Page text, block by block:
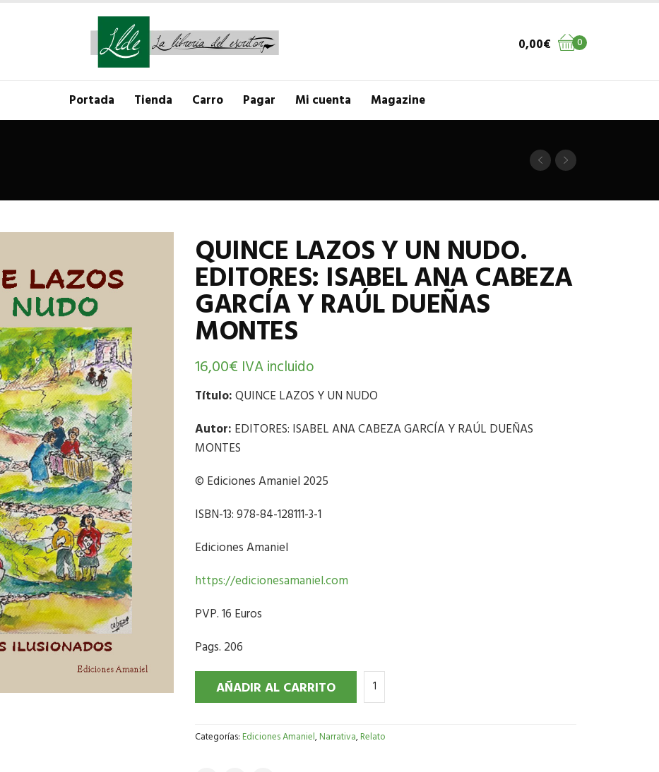
0
0,00€
Portada Tienda Carro Pagar Mi cuenta Magazine
QUINCE LAZOS Y UN NUDO.
EDITORES: ISABEL ANA CABEZA
GARCÍA Y RAÚL DUEÑAS
MONTES
16,00€ IVA incluido
Título:QUINCE LAZOS Y UN NUDO
Autor: EDITORES: ISABEL ANA CABEZA GARCÍA Y RAÚL DUEÑAS
MONTES
© Ediciones Amaniel 2025
ISBN-13: 978-84-128111-3-1
Ediciones Amaniel
https://edicionesamaniel.com
PVP. 16 Euros
Pags. 206
AÑADIR AL CARRITO
Categorías:Ediciones Amaniel,Narrativa,Relato